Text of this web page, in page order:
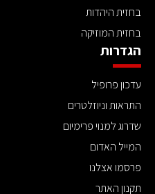
בחזית היהדות
בחזית המוזיקה
הגדרות
עדכון פרופיל
התראות וניוזלטרים
שדרוג למנוי פרימיום
המייל האדום
פרסמו אצלנו
תקנון האתר